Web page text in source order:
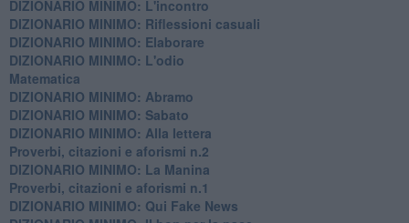
DIZIONARIO MINIMO: L'incontro
DIZIONARIO MINIMO: Riflessioni casuali
DIZIONARIO MINIMO: Elaborare
DIZIONARIO MINIMO: L'odio
​Matematica
DIZIONARIO MINIMO: Abramo
DIZIONARIO MINIMO: Sabato
​DIZIONARIO MINIMO: Alla lettera
Proverbi, citazioni e aforismi n.2
DIZIONARIO MINIMO: La Manina
​Proverbi, citazioni e aforismi n.1
DIZIONARIO MINIMO: Qui Fake News